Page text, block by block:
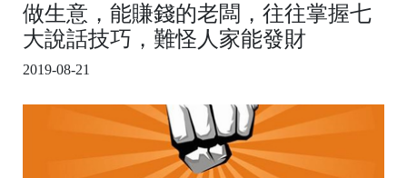
做生意，能賺錢的老闆，往往掌握七
大說話技巧，難怪人家能發財
2019-08-21